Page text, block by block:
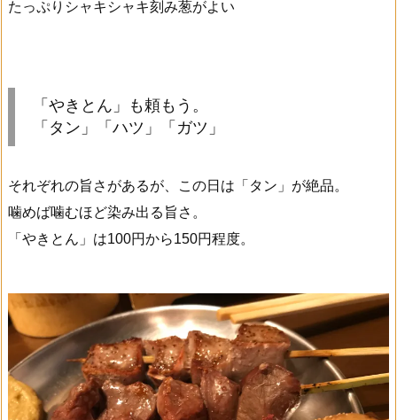
たっぷりシャキシャキ刻み葱がよい
「やきとん」も頼もう。
「タン」「ハツ」「ガツ」
それぞれの旨さがあるが、この日は「タン」が絶品。
噛めば噛むほど染み出る旨さ。
「やきとん」は100円から150円程度。